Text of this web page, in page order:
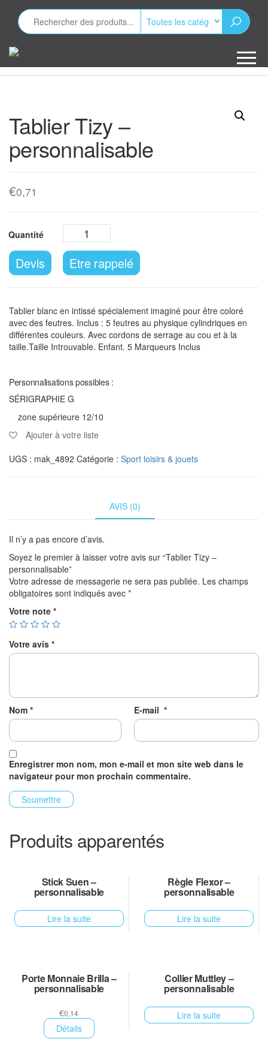
contenu
publicitaires
Tablier Tizy –
personnalisable
€0,71
Devis Etre rappelé
Tablier blanc en intissé spécialement imaginé pour être coloré
avec des feutres. Inclus : 5 feutres au physique cylindriques en
différentes couleurs. Avec cordons de serrage au cou et à la
taille.Taille Introuvable. Enfant. 5 Marqueurs Inclus
Personnalisations possibles :
SÉRIGRAPHIE G
zone supérieure 12/10
Ajouter à votre liste
UGS : mak_4892 Catégorie : Sport loisirs & jouets
AVIS (0)
Il n’y a pas encore d’avis.
Soyez le premier à laisser votre avis sur “Tablier Tizy –
personnalisable”
Votre adresse de messagerie ne sera pas publiée. Les champs
obligatoires sont indiqués avec *
Votre note *
Votre avis *
Nom * E-mail *
Enregistrer mon nom, mon e-mail et mon site web dans le
navigateur pour mon prochain commentaire.
Produits apparentés
Stick Suen –
personnalisable
Lire la suite
Règle Flexor –
personnalisable
Lire la suite
Porte Monnaie Brilla –
personnalisable
€0,14
Détails
Collier Muttley –
personnalisable
Lire la suite